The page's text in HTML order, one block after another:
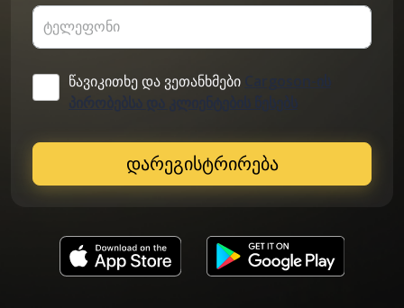
ტელეფონი
წავიკითხე და ვეთანხმები
Cargoson-ის
პირობებსა და კლიენტების წესებს
დარეგისტრირება